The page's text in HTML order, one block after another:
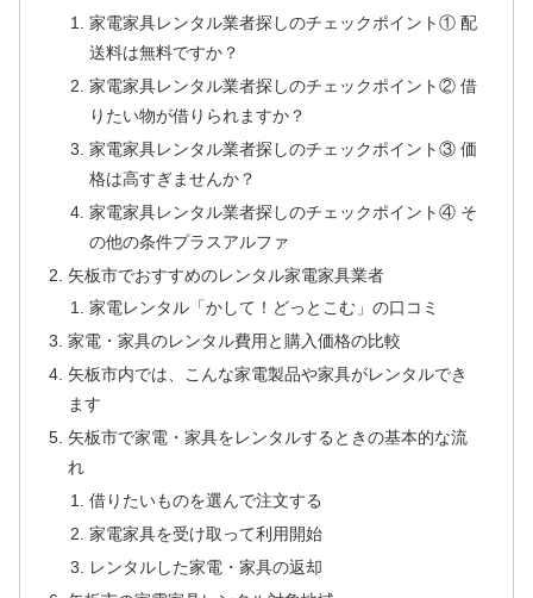
家電家具レンタル業者探しのチェックポイント① 配
送料は無料ですか？
家電家具レンタル業者探しのチェックポイント② 借
りたい物が借りられますか？
家電家具レンタル業者探しのチェックポイント③ 価
格は高すぎませんか？
家電家具レンタル業者探しのチェックポイント④ そ
の他の条件プラスアルファ
矢板市でおすすめのレンタル家電家具業者
家電レンタル「かして！どっとこむ」の口コミ
家電・家具のレンタル費用と購入価格の比較
矢板市内では、こんな家電製品や家具がレンタルでき
ます
矢板市で家電・家具をレンタルするときの基本的な流
れ
借りたいものを選んで注文する
家電家具を受け取って利用開始
レンタルした家電・家具の返却